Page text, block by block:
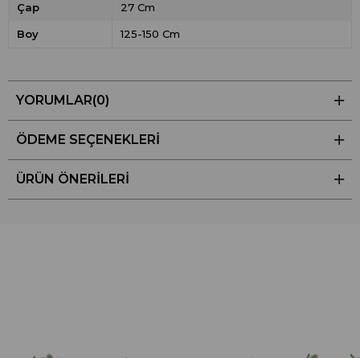
Çap 27 Cm
Boy 125-150 Cm
YORUMLAR(0)
ÖDEME SEÇENEKLERI
ÜRÜN ÖNERILERI